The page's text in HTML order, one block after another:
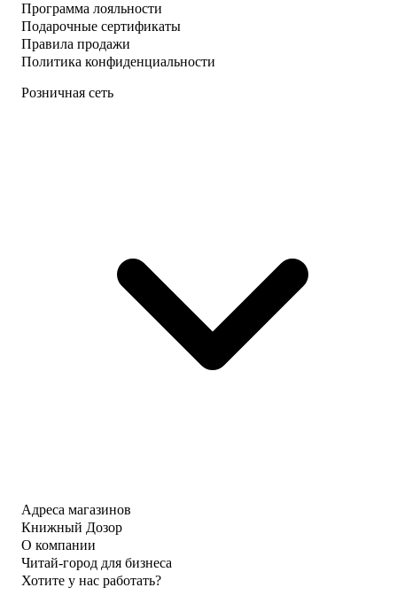
Программа лояльности
Подарочные сертификаты
Правила продажи
Политика конфиденциальности
Розничная сеть
Адреса магазинов
Книжный Дозор
О компании
Читай-город для бизнеса
Хотите у нас работать?